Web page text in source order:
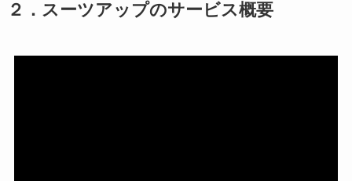
２．スーツアップのサービス概要